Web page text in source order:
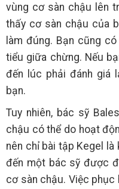
vùng cơ sàn chậu lên
thấy cơ sàn chậu của
làm đúng. Bạn cũng
tiểu giữa chừng. Nếu
đến lúc phải đánh giá
bạn.
Tuy nhiên, bác sỹ
chậu có thể do hoạt
nên chỉ bài tập Kegel
đến một bác sỹ được
cơ sàn chậu. Việc